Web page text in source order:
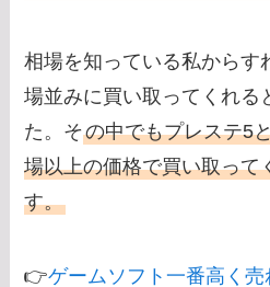
相場を知っている私からす
場並みに買い取ってくれる
た。その中でもプレステ5
場以上の価格で買い取って
す。
👉ゲームソフト一番高く